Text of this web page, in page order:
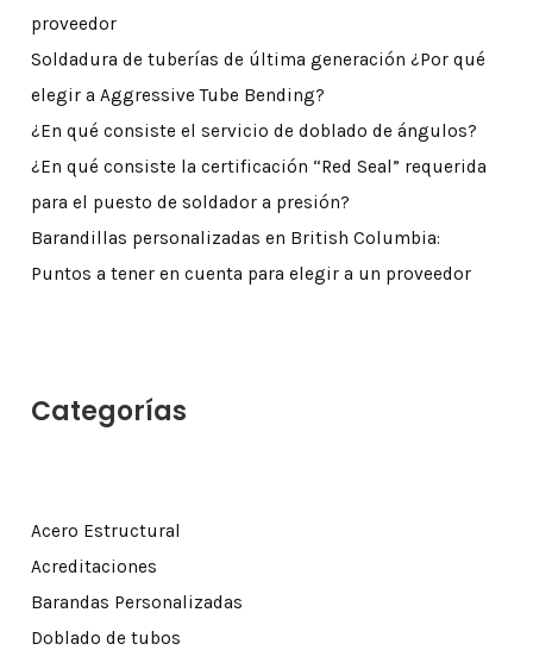
proveedor
Soldadura de tuberías de última generación ¿Por qué
elegir a Aggressive Tube Bending?
¿En qué consiste el servicio de doblado de ángulos?
¿En qué consiste la certificación “Red Seal” requerida
para el puesto de soldador a presión?
Barandillas personalizadas en British Columbia:
Puntos a tener en cuenta para elegir a un proveedor
Categorías
Acero Estructural
Acreditaciones
Barandas Personalizadas
Doblado de tubos